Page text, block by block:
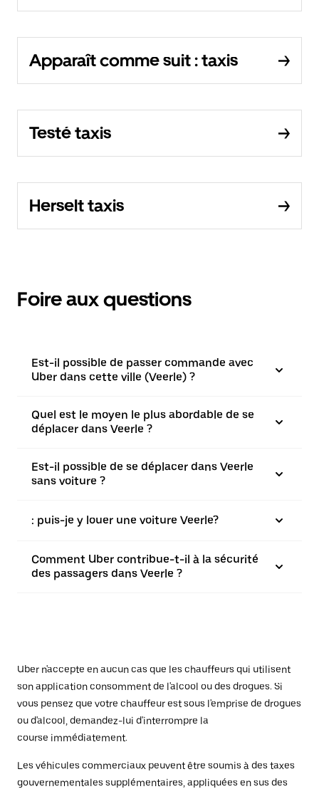
Apparaît comme suit : taxis
Testé taxis
Herselt taxis
Foire aux questions
Est-il possible de passer commande avec
Uber dans cette ville (Veerle) ?
Quel est le moyen le plus abordable de se
déplacer dans Veerle ?
Est-il possible de se déplacer dans Veerle
sans voiture ?
: puis-je y louer une voiture Veerle?
Comment Uber contribue-t-il à la sécurité
des passagers dans Veerle ?
Uber n'accepte en aucun cas que les chauffeurs qui utilisent
son application consomment de l'alcool ou des drogues. Si
vous pensez que votre chauffeur est sous l'emprise de drogues
ou d'alcool, demandez-lui d'interrompre la
course immédiatement.
Les véhicules commerciaux peuvent être soumis à des taxes
gouvernementales supplémentaires, appliquées en sus des